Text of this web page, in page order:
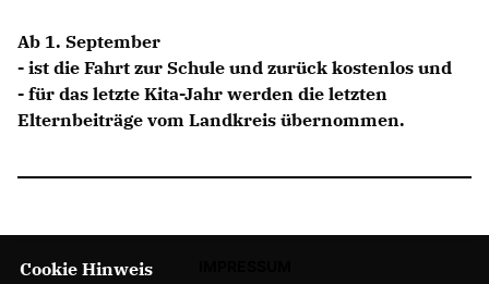
Mitmachen
NEWSLETTER ABONNIEREN
Ab 1. September
- ist die Fahrt zur Schule und zurück kostenlos und
- für das letzte Kita-Jahr werden die letzten
Elternbeiträge vom Landkreis übernommen.
Cookie Hinweis